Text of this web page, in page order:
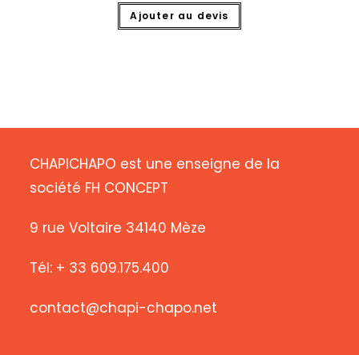
Ajouter au devis
CHAPICHAPO est une enseigne de la
société FH CONCEPT
9 rue Voltaire 34140 Mèze
Tél: + 33 609.175.400
contact@chapi-chapo.net